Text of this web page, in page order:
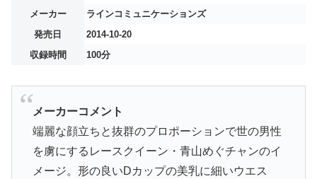
メーカー
ラインコミュニケーションズ
発売日
2014-10-20
収録時間
100分
メーカーコメント
端麗な顔立ちと抜群のプロポーションで世の男性
を虜にするレースクイーン・青山めぐチャンのイ
メージ。形の良いDカップの美乳に細いウエス